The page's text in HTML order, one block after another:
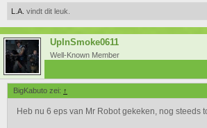
L.A. vindt dit leuk.
UpInSmoke0611
Well-Known Member
BigKabuto zei: ↑
Heb nu 6 eps van Mr Robot gekeken, nog steeds